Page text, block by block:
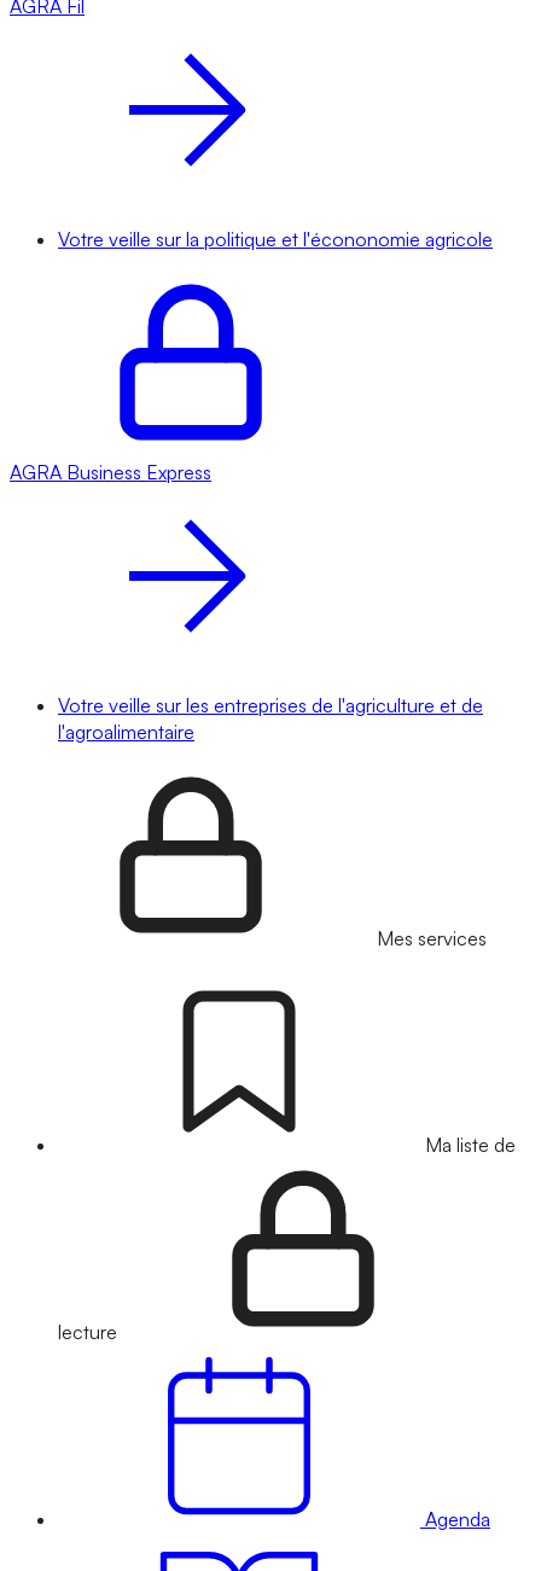
AGRA Fil
Votre veille sur la politique et l'écononomie agricole
AGRA Business Express
Votre veille sur les entreprises de l'agriculture et de
l'agroalimentaire
Mes services
Ma liste de
lecture
Agenda